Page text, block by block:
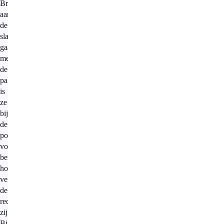
Brenda
aan
de
slag
gaat
met
de
pakketten,
is
ze
bij
de
pompoensoep
vooral
benieuwd
hoe
verschillend
de
recepten
zijn.